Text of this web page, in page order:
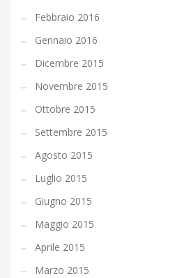
Febbraio 2016
Gennaio 2016
Dicembre 2015
Novembre 2015
Ottobre 2015
Settembre 2015
Agosto 2015
Luglio 2015
Giugno 2015
Maggio 2015
Aprile 2015
Marzo 2015